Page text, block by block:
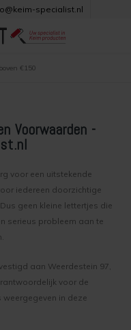
specialist.nl
€150
Voorwaarden -
voor een uitstekende
iedereen doorzichtige
geen kleine lettertjes die
serieus probleem aan te
aan Weerdestein 97,
voor de
in deze